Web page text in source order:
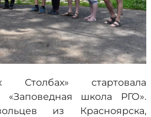
Столбах» стартовала
«Заповедная школа РГО».
из Красноярска,